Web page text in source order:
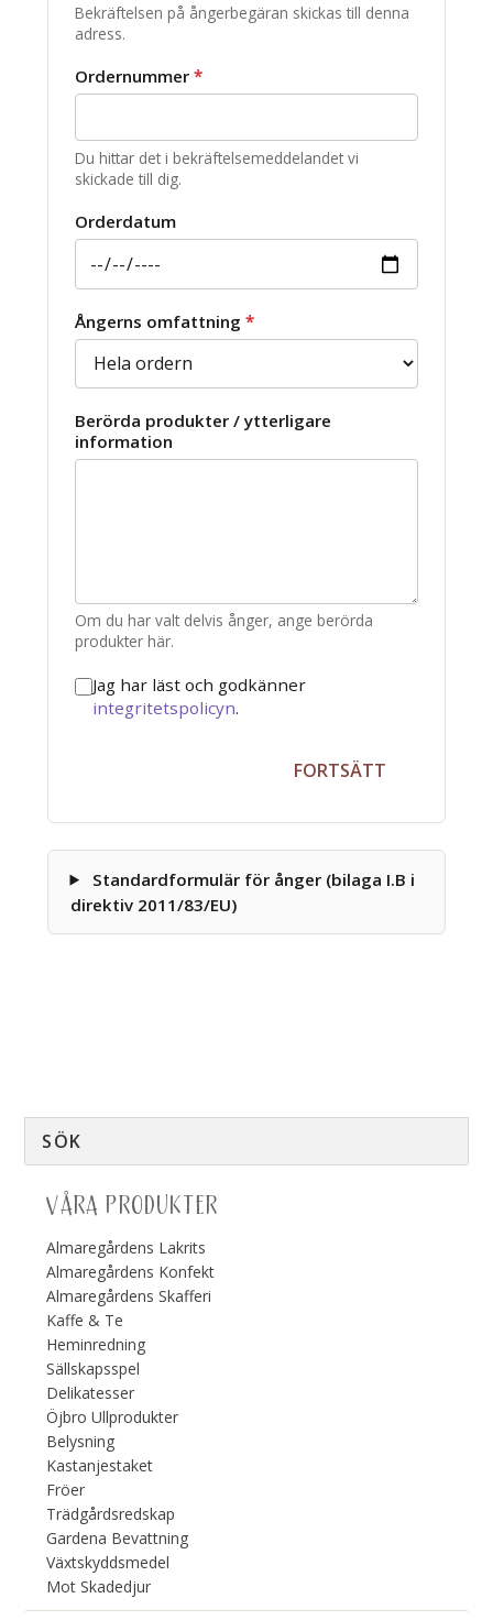
Bekräftelsen på ångerbegäran skickas till denna
adress.
Ordernummer *
Du hittar det i bekräftelsemeddelandet vi
skickade till dig.
Orderdatum
Ångerns omfattning *
Berörda produkter / ytterligare
information
Om du har valt delvis ånger, ange berörda
produkter här.
Jag har läst och godkänner
integritetspolicyn.
FORTSÄTT
Standardformulär för ånger (bilaga I.B i
direktiv 2011/83/EU)
VÅRA PRODUKTER
Almaregårdens Lakrits
Almaregårdens Konfekt
Almaregårdens Skafferi
Kaffe & Te
Heminredning
Sällskapsspel
Delikatesser
Öjbro Ullprodukter
Belysning
Kastanjestaket
Fröer
Trädgårdsredskap
Gardena Bevattning
Växtskyddsmedel
Mot Skadedjur